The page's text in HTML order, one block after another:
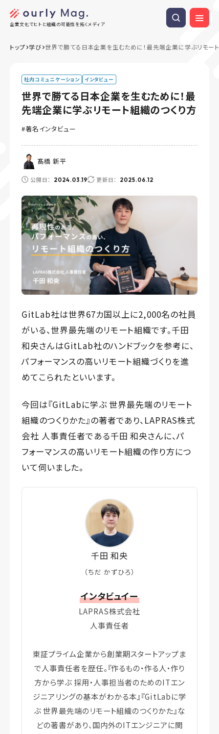
企業文化でヒトと組織の可能性を拓くメディア
トップ 学び 世界で勝てる日本企業を生むために！最先端企業に学ぶリモー
社内コミュニケーション インタビュー
世界で勝てる日本企業を生むために！最
先端企業に学ぶリモート組織のつくり方
著名インタビュー
髙橋 新平
公開日： 2024.03.19 更新日： 2025.06.12
GitLab社は世界67カ国以上に2,000名の社員
がいる、世界最先端のリモート組織です。千田
和央さんはGitLab社のハンドブックを参考に、
パフォーマンスの高いリモート組織づくりを進
めてこられたといいます。
今回は『GitLabに学ぶ 世界最先端のリモート
組織のつくりかた』の著者であり、LAPRAS株式
会社 人事責任者である千田 和央さんに、パ
フォーマンスの高いリモート組織の作り方につ
いて伺いました。
千田 和央
（ちだ かずひろ）
インタビュイー
LAPRAS株式会社
人事責任者
東証プライム企業から創業期スタートアップま
で人事責任者を歴任。『作るもの・作る人・作り
方から学ぶ 採用・人事担当者のためのITエン
ジニアリングの基本がわかる本』『GitLabに学
ぶ 世界最先端のリモート組織のつくりかた』な
どの著書があり、国内外のITエンジニアに関